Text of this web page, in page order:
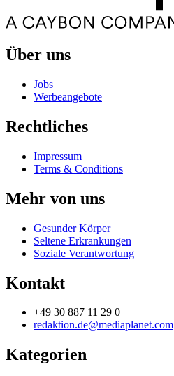
Über uns
Jobs
Werbeangebote
Rechtliches
Impressum
Terms & Conditions
Mehr von uns
Gesunder Körper
Seltene Erkrankungen
Soziale Verantwortung
Kontakt
+49 30 887 11 29 0
redaktion.de@mediaplanet.com
Kategorien